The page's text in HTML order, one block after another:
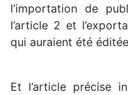
l’importation de
l’article 2 et
qui auraient été
Et l’article précise